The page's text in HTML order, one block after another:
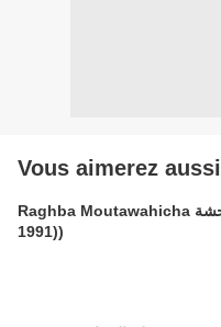
Vous aimerez aussi
Raghba Moutawahicha رغبة متوحشة
(1991)